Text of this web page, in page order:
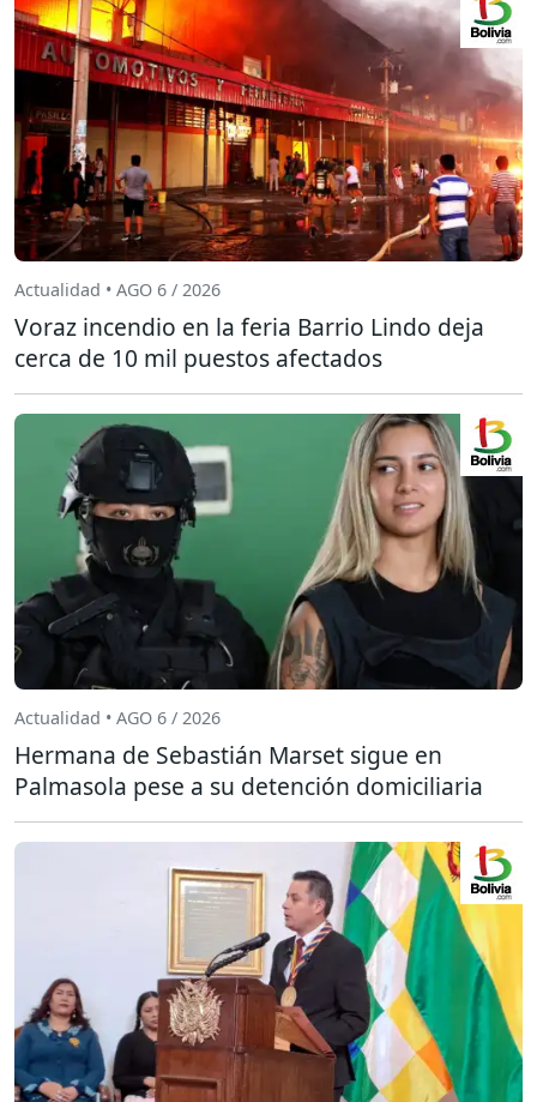
Actualidad • AGO 6 / 2026
Voraz incendio en la feria Barrio Lindo deja
cerca de 10 mil puestos afectados
Actualidad • AGO 6 / 2026
Hermana de Sebastián Marset sigue en
Palmasola pese a su detención domiciliaria